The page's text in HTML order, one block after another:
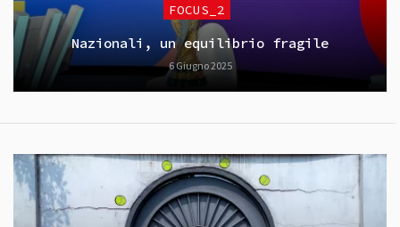
FOCUS_2
Nazionali, un equilibrio fragile
6 Giugno 2025